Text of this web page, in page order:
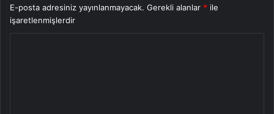
E-posta adresiniz yayınlanmayacak. Gerekli alanlar * ile
işaretlenmişlerdir